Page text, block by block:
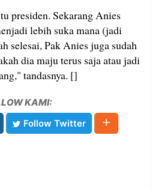
presiden. Sekarang Anies
lebih suka mana (jadi
selesai, Pak Anies juga sudah
dia maju terus saja atau jadi
tandasnya. []
KAMI:
Follow Twitter